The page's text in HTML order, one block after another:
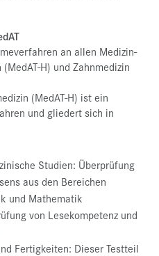
an allen Medizin-
(MedAT-H) und Zahnmedizin
(MedAT-H) ist ein
und gliedert sich in
Studien: Überprüfung
aus den Bereichen
und Mathematik
von Lesekompetenz und
Fertigkeiten: Dieser Testteil